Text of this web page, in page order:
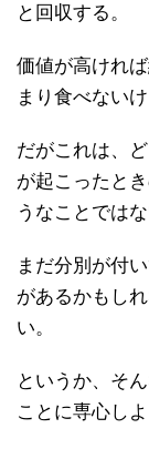
と回収する。
価値が高けれ
まり食べない
だがこれは、
が起こったと
うなことではな
まだ分別が付
があるかもし
い。
というか、そ
ことに専心しよ